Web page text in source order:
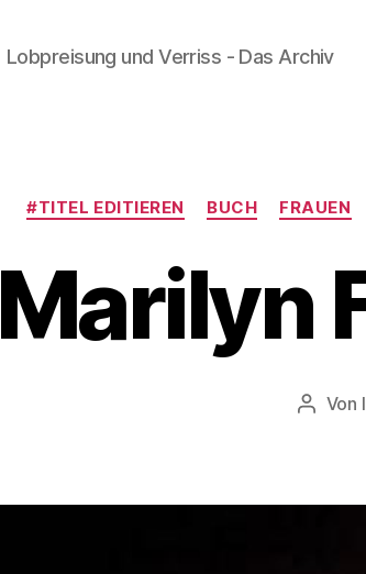
Lobpreisung und Verriss - Das Archiv
#TITEL EDITIEREN BUCH FRAUEN
Marilyn
Von